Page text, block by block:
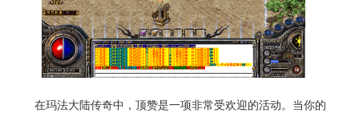
在玛法大陆传奇中，顶赞是一项非常受欢迎的活动。当你的